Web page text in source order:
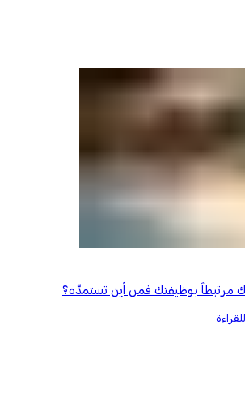
مرتبطاً بوظيفتك فمن أين تستمدّه؟